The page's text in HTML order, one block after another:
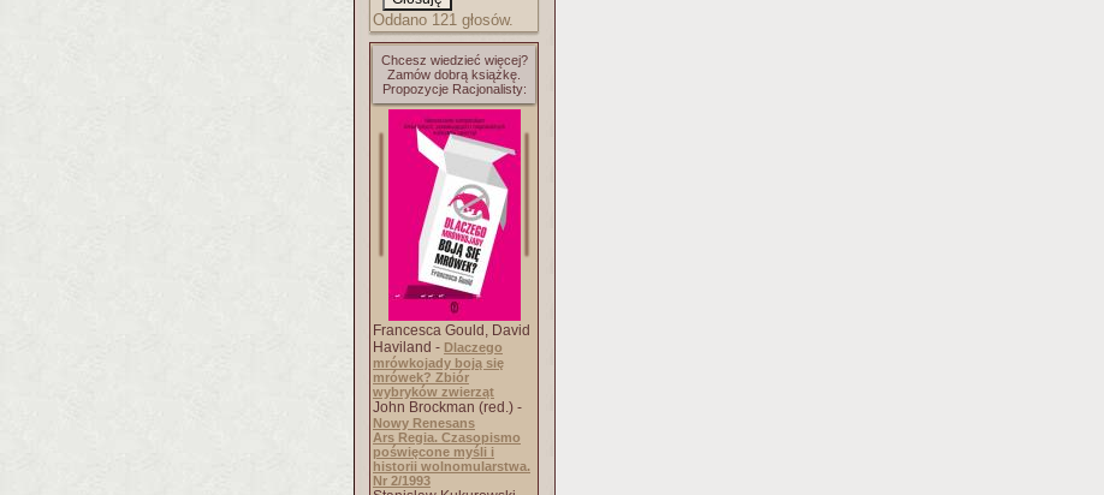
Oddano 121 głosów.
Chcesz wiedzieć więcej?
Zamów dobrą książkę.
Propozycje Racjonalisty:
Francesca Gould, David
Haviland - Dlaczego
mrówkojady boją się
mrówek? Zbiór
wybryków zwierząt
John Brockman (red.) -
Nowy Renesans
Ars Regia. Czasopismo
poświęcone myśli i
historii wolnomularstwa.
Nr 2/1993